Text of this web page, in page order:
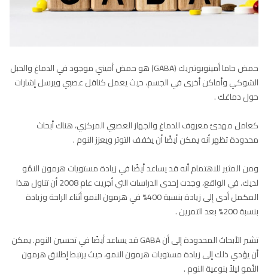
حمض جاما أمينوبوتيريك (GABA) هو حمض أميني موجود في الدماغ والحبل
الشوكي وأماكن أخرى في الجسم، حيث يعمل كناقل عصبي ويرسل إشارات
حول دماغك .
كعامل مهدئ معروف للدماغ والجهاز العصبي المركزي، هناك أبحاث
محدودة تظهر أنه يمكن أيضًا أن يخفف التوتر ويعزز النوم .
ومن المثير للاهتمام أنه قد يساعد أيضًا في زيادة مستويات هرمون النمُو
لديك. في الواقع، وجدت إحدى الدراسات التي أجريت عام 2008 أن تناول هذا
المكمل أدى إلى زيادة بنسبة 400% في هرمون النمو أثناء الراحة وزيادة
بنسبة 200% بعد التمرين .
تشير الأبحاث المحدودة إلى أن GABA قد يساعد أيضًا في تحسين النوم. يمكن
أن يؤدي ذلك إلى زيادة مستويات هرمون النمو، حيث يرتبط إطلاق هرمون
النُمو ليلاً بنوعية النوم .